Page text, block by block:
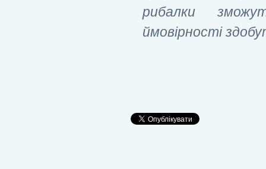
рибалки
ймовірності